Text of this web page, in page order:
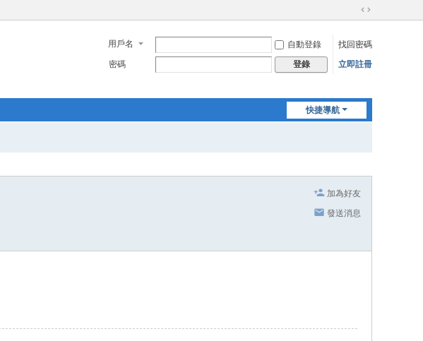
切
到
寬
用戶名 自動登錄
找回密碼
密碼
登錄 立即註冊
快捷導航
加為好友
發送消息